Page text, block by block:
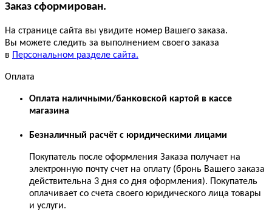
Заказ сформирован.
На странице сайта вы увидите номер Вашего заказа.
Вы можете следить за выполнением своего заказа
в Персональном разделе сайта.
Оплата
Оплата наличными/банковской картой в кассе
магазина
Безналичный расчёт с юридическими лицами
Покупатель после оформления Заказа получает на
электронную почту счет на оплату (бронь Вашего заказа
действительна 3 дня со дня оформления). Покупатель
оплачивает со счета своего юридического лица товары
и услуги.